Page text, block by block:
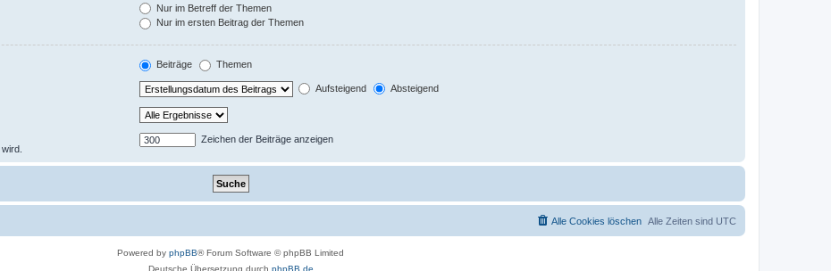
Nur im Betreff der Themen
Nur im ersten Beitrag der Themen
Beiträge Themen
Aufsteigend Absteigend
Zeichen der Beiträge anzeigen
Alle Zeiten sind UTC
Alle Cookies löschen
Powered by phpBB® Forum Software © phpBB Limited
Deutsche Übersetzung durch phpBB.de